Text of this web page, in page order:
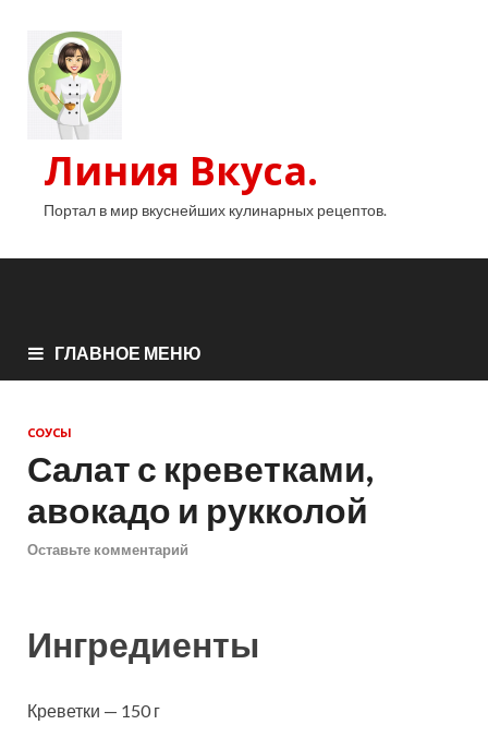
Линия Вкуса.
Портал в мир вкуснейших кулинарных рецептов.
ГЛАВНОЕ МЕНЮ
СОУСЫ
Салат с креветками,
авокадо и рукколой
Оставьте комментарий
Ингредиенты
Креветки — 150 г